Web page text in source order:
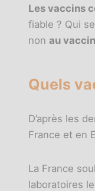
Les vaccins
fiable ? Qui
non au
Quels
D’après les
France et en
La France
laboratoires